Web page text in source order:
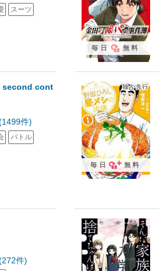
スーツ
毎日 無料
second cont
件)
バトル
毎日 無料
件)